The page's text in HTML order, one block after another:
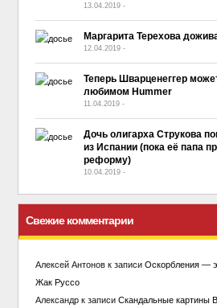
13.04.2019 -
Маргарита Терехова
12.04.2019 -
Теперь Шварценеггер
любимом Hummer
11.04.2019 -
Дочь олигарха Струкова
из Испании (пока её папа
реформу)
10.04.2019 -
Свежие комментарии
Алексей Антоновк записи Оскорбления —
Жак Руссо
Александрк записи Скандальные картины